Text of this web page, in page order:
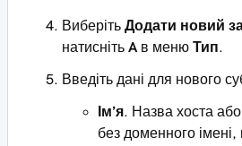
Виберіть Додати новий
натисніть A в меню Тип
Введіть дані для нового
Ім’я . Назва хоста
без доменного